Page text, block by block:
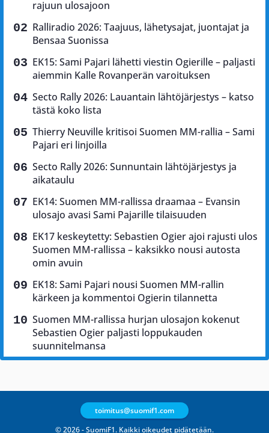
rajuun ulosajoon
Ralliradio 2026: Taajuus, lähetysajat, juontajat ja
Bensaa Suonissa
EK15: Sami Pajari lähetti viestin Ogierille – paljasti
aiemmin Kalle Rovanperän varoituksen
Secto Rally 2026: Lauantain lähtöjärjestys – katso
tästä koko lista
Thierry Neuville kritisoi Suomen MM-rallia – Sami
Pajari eri linjoilla
Secto Rally 2026: Sunnuntain lähtöjärjestys ja
aikataulu
EK14: Suomen MM-rallissa draamaa – Evansin
ulosajo avasi Sami Pajarille tilaisuuden
EK17 keskeytetty: Sebastien Ogier ajoi rajusti ulos
Suomen MM-rallissa – kaksikko nousi autosta
omin avuin
EK18: Sami Pajari nousi Suomen MM-rallin
kärkeen ja kommentoi Ogierin tilannetta
Suomen MM-rallissa hurjan ulosajon kokenut
Sebastien Ogier paljasti loppukauden
suunnitelmansa
© 2026 - SuomiF1. Kaikki oikeudet pidätetään.
toimitus@suomif1.com